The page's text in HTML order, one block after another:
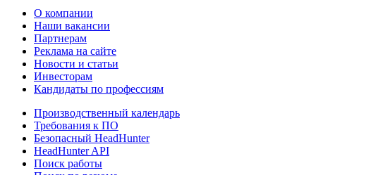
О компании
Наши вакансии
Партнерам
Реклама на сайте
Новости и статьи
Инвесторам
Кандидаты по профессиям
Производственный календарь
Требования к ПО
Безопасный HeadHunter
HeadHunter API
Поиск работы